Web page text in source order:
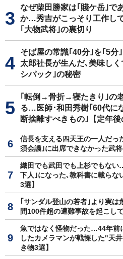
なぜ柴田勝家は｢賤ケ岳｣で
か…秀吉がこっそり工作し
｢大物武将｣の裏切り
そば屋の常識｢40分｣を｢5
太郎社長が生んだ､美味し
シパック｣の秘密
｢転倒→骨折→寝たきり｣の
る…医師･和田秀樹｢60代に
断捨離すべきもの｣【定年後
信長を支える四天王の一人だ
須会議｣に出席できなかった武
織田でも武田でも上杉でもな
下人｣になった､教科書に載らな
3選】
｢サンダル登山の若者｣より実
間100件超の遭難事故を起こし
魚ではなく怪物だった…44年前
したカメラマンが戦慄した"天
き物3選】